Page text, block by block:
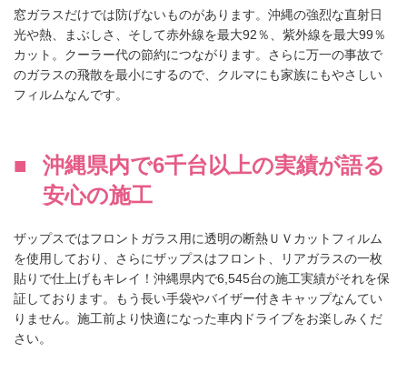
窓ガラスだけでは防げないものがあります。沖縄の強烈な直射日
光や熱、まぶしさ、そして赤外線を最大92％、紫外線を最大99％
カット。クーラー代の節約につながります。さらに万一の事故で
のガラスの飛散を最小にするので、クルマにも家族にもやさしい
フィルムなんです。
沖縄県内で6千台以上の実績が語る
安心の施工
ザップスではフロントガラス用に透明の断熱ＵＶカットフィルム
を使用しており、さらにザップスはフロント、リアガラスの一枚
貼りで仕上げもキレイ！沖縄県内で6,545台の施工実績がそれを保
証しております。もう長い手袋やバイザー付きキャップなんてい
りません。施工前より快適になった車内ドライブをお楽しみくだ
さい。